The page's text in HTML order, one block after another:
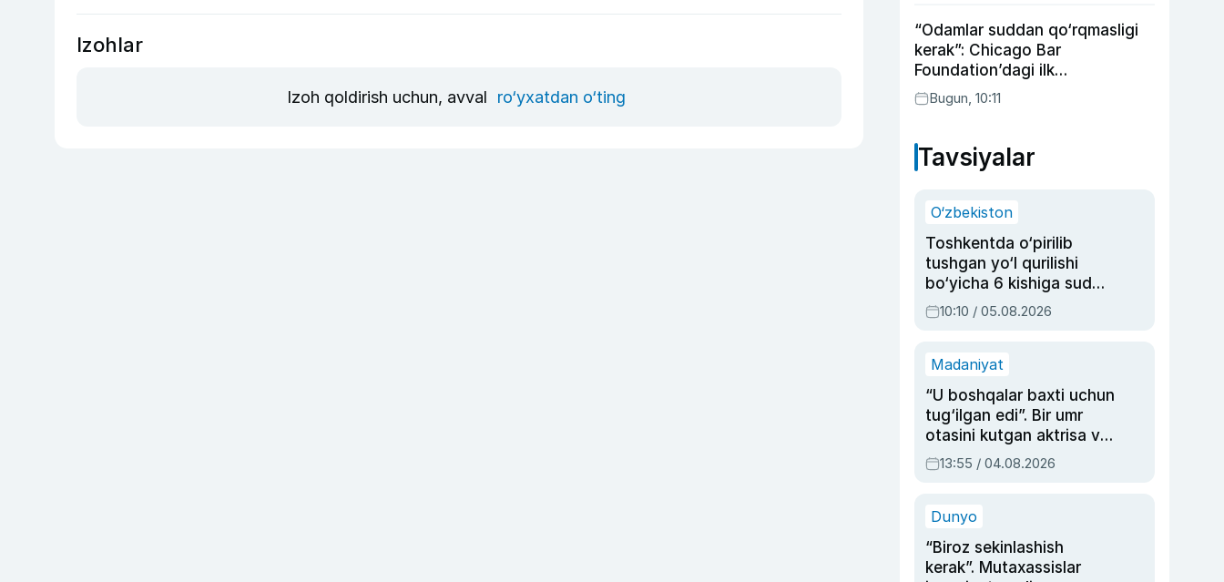
Izohlar
Izoh qoldirish uchun, avval ro‘yxatdan o‘ting
“Odamlar suddan qo‘rqmasligi
kerak”: Chicago Bar
Foundation’dagi ilk
o‘zbekistonlik Go‘zal
Abduaxatova
Bugun, 10:11
Tavsiyalar
O‘zbekiston
Toshkentda o‘pirilib
tushgan yo‘l qurilishi
bo‘yicha 6 kishiga sud
hukmi o‘qildi
10:10 / 05.08.2026
Madaniyat
“U boshqalar baxti uchun
tug‘ilgan edi”. Bir umr
otasini kutgan aktrisa va
dublyaj ustasi Rimma
Ahmedovaning
13:55 / 04.08.2026
Dunyo
“Biroz sekinlashish
kerak”. Mutaxassislar